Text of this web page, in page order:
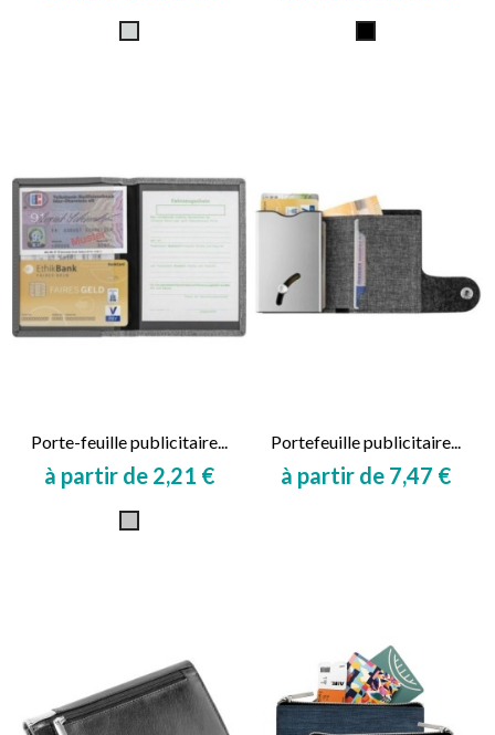
Porte-feuille publicitaire...
Prix
à partir de 2,21 €
Portefeuille publicitaire...
à partir de 7,47 €